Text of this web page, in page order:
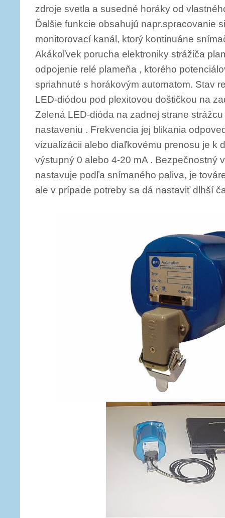
zdroje svetla a susedné horáky od
Ďalšie funkcie obsahujú napr.spracovanie
monitorovací kanál, ktorý kontinuáne
Akákoľvek porucha elektroniky strážiča
odpojenie relé plameňa , kto­rého
spriahnuté s horákovým automatom. Stav
LED-diódou pod plexitovou doštičkou na
Zelená LED-dióda na zadnej strane
nastaveniu . Frekvencia jej blikania
vizualizácii alebo diaľkovému prenosu je k
výstupný 0 alebo 4-20 mA . Bezpečnostný
nastavuje podľa snímaného paliva, je
ale v prípade potreby sa dá nastaviť dlhší